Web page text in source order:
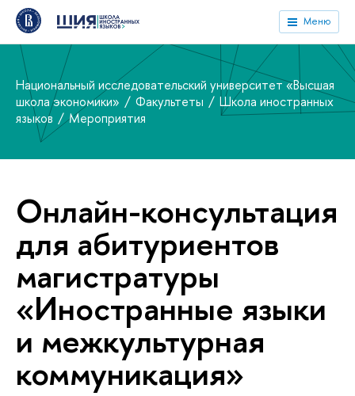
Меню
Национальный исследовательский университет «Высшая
школа экономики»
Факультеты
Школа иностранных
языков
Мероприятия
Онлайн-консультация
для абитуриентов
магистратуры
«Иностранные языки
и межкультурная
коммуникация»